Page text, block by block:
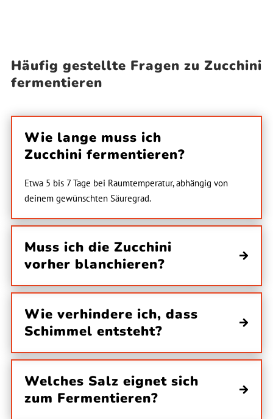
Häufig gestellte Fragen zu Zucchini
fermentieren
Wie lange muss ich
Zucchini fermentieren?
Etwa 5 bis 7 Tage bei Raumtemperatur, abhängig von
deinem gewünschten Säuregrad.
Muss ich die Zucchini
vorher blanchieren?
Wie verhindere ich, dass
Schimmel entsteht?
Welches Salz eignet sich
zum Fermentieren?